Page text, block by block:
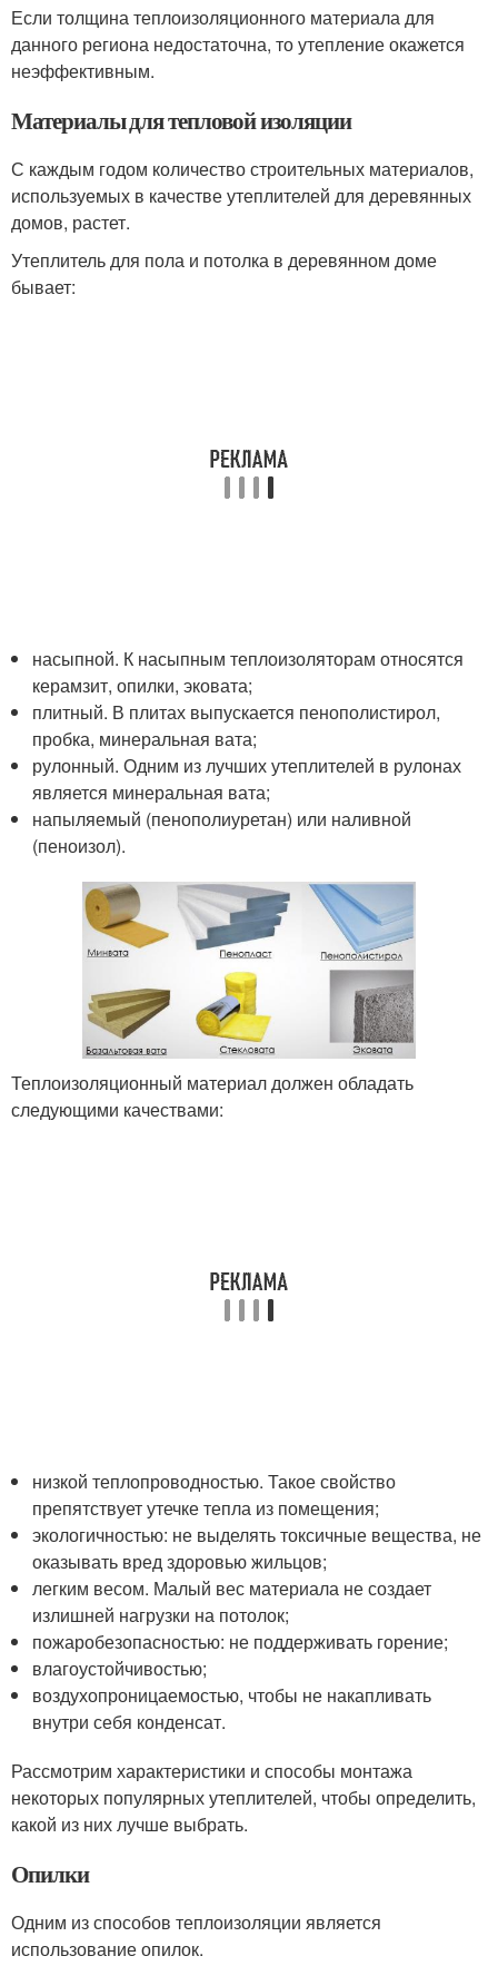
Если толщина теплоизоляционного материала для
данного региона недостаточна, то утепление окажется
неэффективным.
Материалы для тепловой изоляции
С каждым годом количество строительных материалов,
используемых в качестве утеплителей для деревянных
домов, растет.
Утеплитель для пола и потолка в деревянном доме
бывает:
насыпной. К насыпным теплоизоляторам относятся
керамзит, опилки, эковата;
плитный. В плитах выпускается пенополистирол,
пробка, минеральная вата;
рулонный. Одним из лучших утеплителей в рулонах
является минеральная вата;
напыляемый (пенополиуретан) или наливной
(пеноизол).
Теплоизоляционный материал должен обладать
следующими качествами:
низкой теплопроводностью. Такое свойство
препятствует утечке тепла из помещения;
экологичностью: не выделять токсичные вещества, не
оказывать вред здоровью жильцов;
легким весом. Малый вес материала не создает
излишней нагрузки на потолок;
пожаробезопасностью: не поддерживать горение;
влагоустойчивостью;
воздухопроницаемостью, чтобы не накапливать
внутри себя конденсат.
Рассмотрим характеристики и способы монтажа
некоторых популярных утеплителей, чтобы определить,
какой из них лучше выбрать.
Опилки
Одним из способов теплоизоляции является
использование опилок.